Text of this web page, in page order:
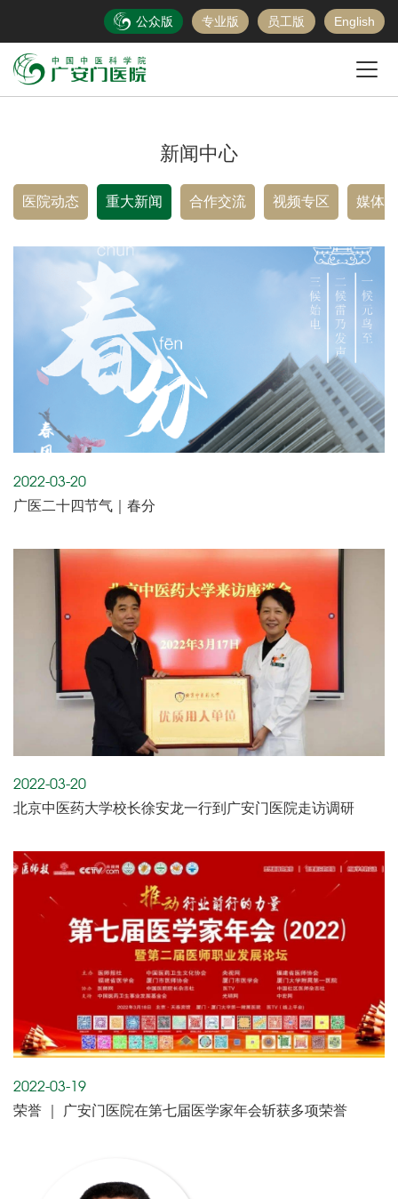
公众版 专业版 员工版 English
新闻中心
医院动态 重大新闻 合作交流 视频专区 媒体
2022-03-20
广医二十四节气｜春分
2022-03-20
北京中医药大学校长徐安龙一行到广安门医院走访调研
2022-03-19
荣誉 ｜ 广安门医院在第七届医学家年会斩获多项荣誉